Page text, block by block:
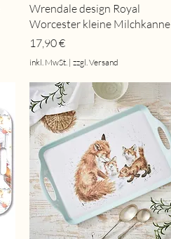
Schnellansicht
Wrendale design Royal
Worcester kleine Milchkanne
Preis
17,90 €
inkl. MwSt.| zzgl. Versand